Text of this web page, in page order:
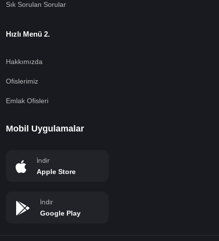
Sık Sorulan Sorular
Hızlı Menü 2.
Hakkımızda
Ofislerimiz
Emlak Ofisleri
Mobil Uygulamalar
İndir
Apple Store
İndir
Google Play